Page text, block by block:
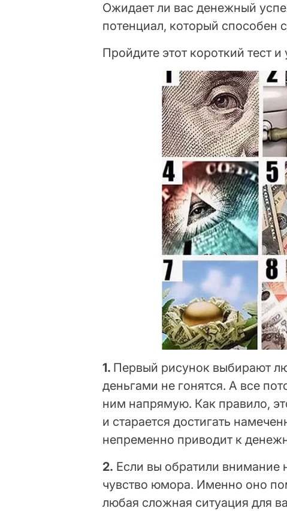
Ожидает ли вас денежный
потенциал, который способен
Пройдите этот короткий тест и
1. Первый рисунок выбирают
деньгами не гонятся. А все
ним напрямую. Как правило,
и старается достигать
непременно приводит к
2. Если вы обратили внимание
чувство юмора. Именно оно
любая сложная ситуация для